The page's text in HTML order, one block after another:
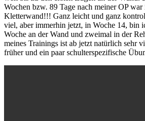
Wochen bzw. 89 Tage nach meiner OP
Kletterwand!!! Ganz leicht und ganz
viel, aber immerhin jetzt, in Woche 14, bin
Woche an der Wand und zweimal in der
meines Trainings ist ab jetzt natürlich sehr
früher und ein paar schulterspezifische